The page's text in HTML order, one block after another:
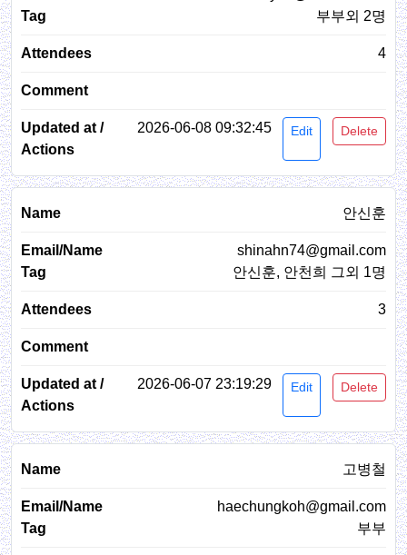
부부외 2명
4
2026-06-08 09:32:45 Edit Delete
안신훈
shinahn74@gmail.com
안신훈, 안천희 그외 1명
3
2026-06-07 23:19:29 Edit Delete
고병철
haechungkoh@gmail.com
부부